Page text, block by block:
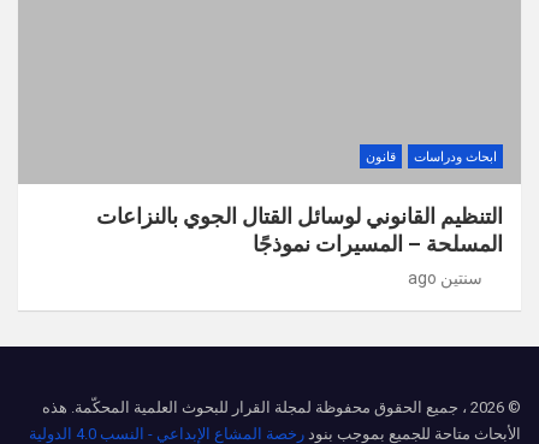
ابحاث ودراسات قانون
التنظيم القانوني لوسائل القتال الجوي بالنزاعات
المسلحة – المسيرات نموذجًا
سنتين ago
© 2026 ، جميع الحقوق محفوظة لمجلة القرار للبحوث العلمية المحكّمة. هذه
الأبحاث متاحة للجميع بموجب بنود
رخصة المشاع الإبداعي - النسب 4.0 الدولية